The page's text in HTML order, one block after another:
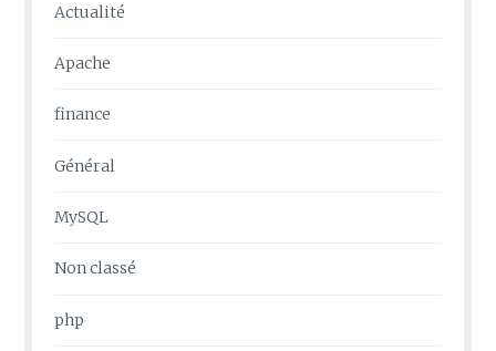
Actualité
Apache
finance
Général
MySQL
Non classé
php